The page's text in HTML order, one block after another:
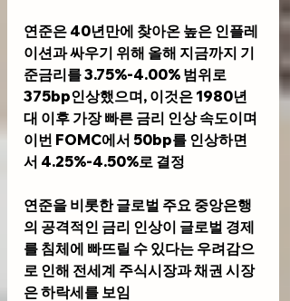
연준은 40년만에 찾아온 높은 인플레
이션과 싸우기 위해 올해 지금까지 기
준금리를 3.75%-4.00% 범위로
375bp인상했으며, 이것은 1980년
대 이후 가장 빠른 금리 인상 속도이며
이번 FOMC에서 50bp를 인상하면
서 4.25%-4.50%로 결정
연준을 비롯한 글로벌 주요 중앙은행
의 공격적인 금리 인상이 글로벌 경제
를 침체에 빠뜨릴 수 있다는 우려감으
로 인해 전세계 주식시장과 채권 시장
은 하락세를 보임